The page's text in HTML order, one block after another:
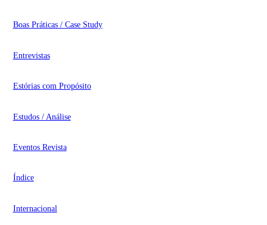
Boas Práticas / Case Study
Entrevistas
Estórias com Propósito
Estudos / Análise
Eventos Revista
Índice
Internacional